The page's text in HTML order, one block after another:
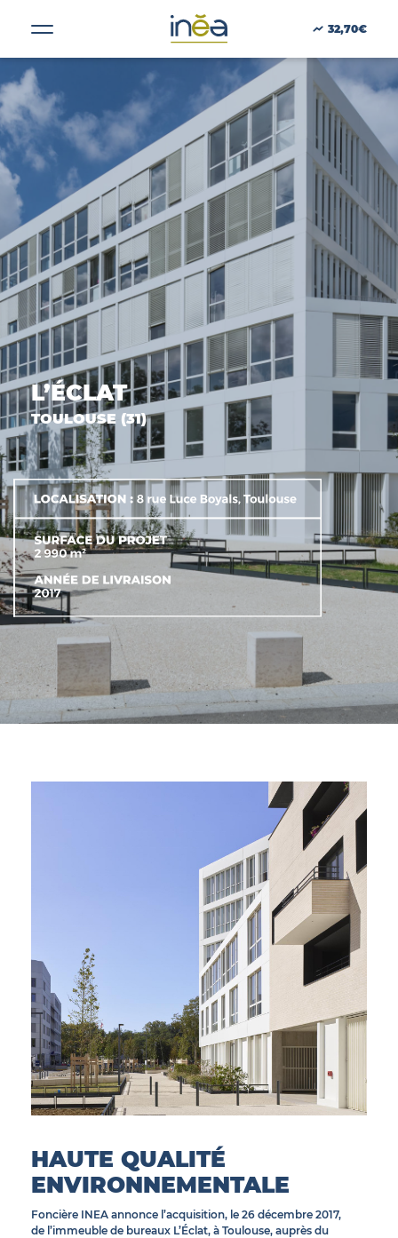
32,70€
ACTUS
PRESSE
INVESTISSEURS
PORTE-DOCUMENTS
GREEN BUILDING
RÉGIONS
ACTIFS
CONTACT
L’ÉCLAT
TOULOUSE (31)
HAUTE QUALITÉ
ENVIRONNEMENTALE
Foncière INEA annonce l’acquisition, le 26 décembre 2017,
de l’immeuble de bureaux L’Éclat, à Toulouse, auprès du